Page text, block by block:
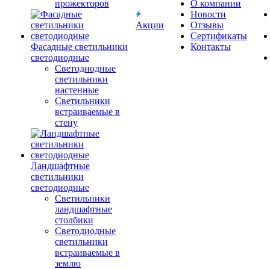
прожекторов
Фасадные светильники
светодиодные
Светодиодные
светильники
настенные
Светильники
встраиваемые в
стену
Ландшафтные
светильники
светодиодные
Светильники
ландшафтные
столбики
Светодиодные
светильники
встраиваемые в
землю
Акции
О компании
Новости
Отзывы
Сертификаты
Контакты